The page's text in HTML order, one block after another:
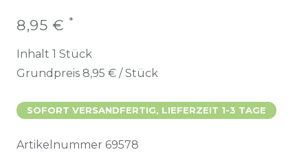
8,95 € *
Inhalt 1 Stück
Grundpreis 8,95 € / Stück
SOFORT VERSANDFERTIG, LIEFERZEIT 1-3 TAGE
Artikelnummer 69578